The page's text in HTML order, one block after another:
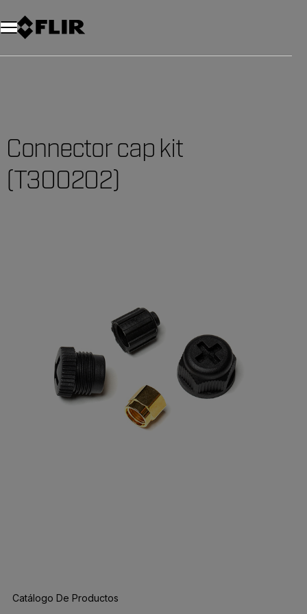
Connector cap kit
(T300202)
Catálogo De Productos